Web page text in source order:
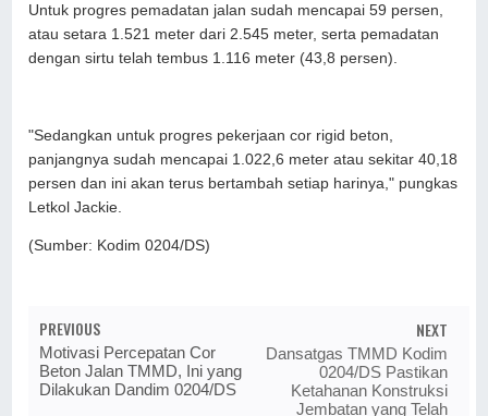
Untuk progres pemadatan jalan sudah mencapai 59 persen,
atau setara 1.521 meter dari 2.545 meter, serta pemadatan
dengan sirtu telah tembus 1.116 meter (43,8 persen).
"Sedangkan untuk progres pekerjaan cor rigid beton,
panjangnya sudah mencapai 1.022,6 meter atau sekitar 40,18
persen dan ini akan terus bertambah setiap harinya," pungkas
Letkol Jackie.
(Sumber: Kodim 0204/DS)
PREVIOUS
Motivasi Percepatan Cor
Beton Jalan TMMD, Ini yang
Dilakukan Dandim 0204/DS
NEXT
Dansatgas TMMD Kodim
0204/DS Pastikan
Ketahanan Konstruksi
Jembatan yang Telah